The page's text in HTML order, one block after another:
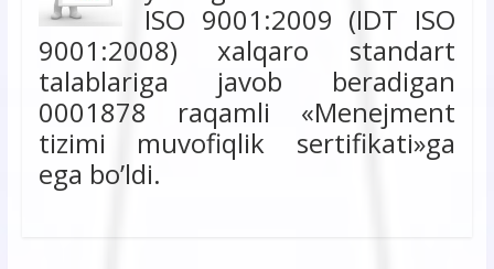
ISO 9001:2009 (IDT ISO
9001:2008) xalqaro standart
talablariga javob beradigan
0001878 raqamli «Menejment
tizimi muvofiqlik sertifikati»ga
ega bo’ldi.